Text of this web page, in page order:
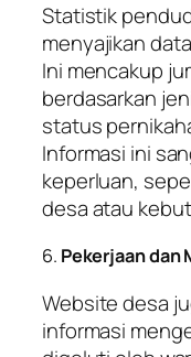
Statistik
menyajikan
Ini mencakup
berdasarkan
status
Informasi ini
keperluan,
desa atau
6. Pekerjaan dan
Website desa
informasi